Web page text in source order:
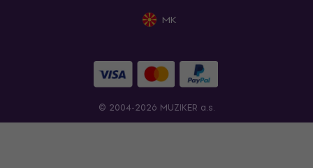
MK
© 2004-2026 MUZIKER a.s.